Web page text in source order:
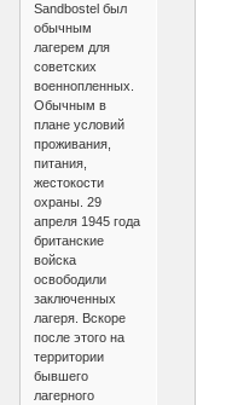
Sandbostel был
обычным
лагерем для
советских
военнопленных.
Обычным в
плане условий
проживания,
питания,
жестокости
охраны. 29
апреля 1945 года
британские
войска
освободили
заключенных
лагеря. Вскоре
после этого на
территории
бывшего
лагерного